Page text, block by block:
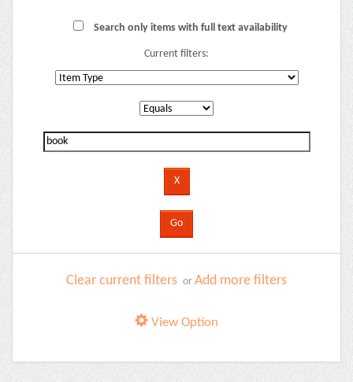
Search only items with full text availability
Current filters:
Clear current filters or Add more filters
View Option